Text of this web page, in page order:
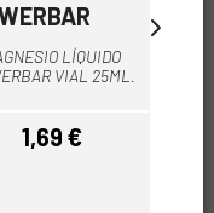
LÍQUIDO
VIAL 25ML.
Precio
1,69 €